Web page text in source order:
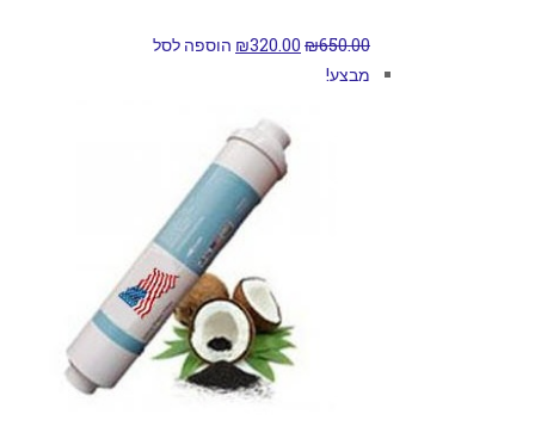
₪650.00
₪320.00
הוספה לסל
מבצע!